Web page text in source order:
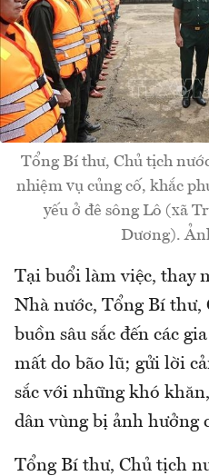
Tổng Bí thư, Chủ tịch
nhiệm vụ củng cố, khắc
yếu ở đê sông Lô (xã
Dương).
Tại buổi làm việc, thay
Nhà nước, Tổng Bí thư,
buồn sâu sắc đến các
mất do bão lũ; gửi lời
sắc với những khó
dân vùng bị ảnh hưởng
Tổng Bí thư, Chủ tịch